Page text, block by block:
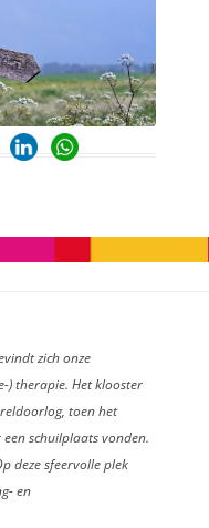
zich onze
) therapie. Het klooster
toen het
schuilplaats vonden.
deze sfeervolle plek
en